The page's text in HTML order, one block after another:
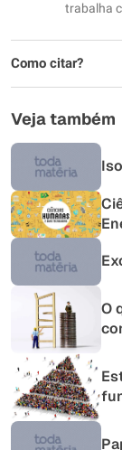
trabalha
Como citar?
Veja também
O